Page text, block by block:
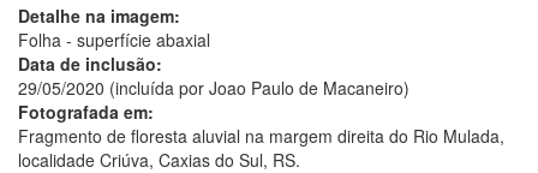
Detalhe na imagem:
Folha - superfície abaxial
Data de inclusão:
29/05/2020 (incluída por Joao Paulo de Macaneiro)
Fotografada em:
Fragmento de floresta aluvial na margem direita do Rio Mulada,
localidade Criúva, Caxias do Sul, RS.